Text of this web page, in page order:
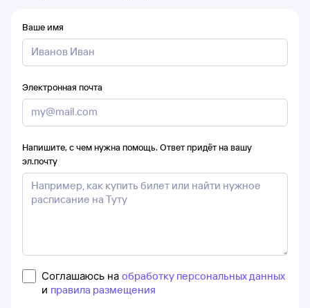
Ваше имя
Электронная почта
Напишите, с чем нужна помощь. Ответ придёт на вашу
эл.почту
Соглашаюсь на обработку персональных данных
и правила размещения